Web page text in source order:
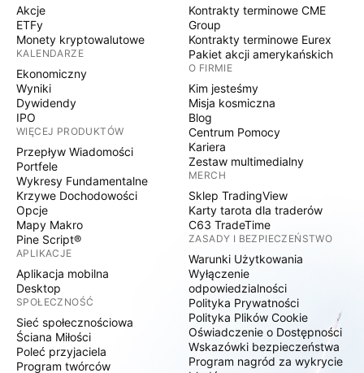
Akcje
ETFy
Monety kryptowalutowe
KALENDARZE
Ekonomiczny
Wyniki
Dywidendy
IPO
WIĘCEJ PRODUKTÓW
Przepływ Wiadomości
Portfele
Wykresy Fundamentalne
Krzywe Dochodowości
Opcje
Mapy Makro
Pine Script®
APLIKACJE
Aplikacja mobilna
Desktop
SPOŁECZNOŚĆ
Sieć społecznościowa
Ściana Miłości
Poleć przyjaciela
Program twórców
Kontrakty terminowe CME
Group
Kontrakty terminowe Eurex
Pakiet akcji amerykańskich
O FIRMIE
Kim jesteśmy
Misja kosmiczna
Blog
Centrum Pomocy
Kariera
Zestaw multimedialny
MERCH
Sklep TradingView
Karty tarota dla traderów
C63 TradeTime
ZASADY I BEZPIECZEŃSTWO
Warunki Użytkowania
Wyłączenie
odpowiedzialności
Polityka Prywatności
Polityka Plików Cookie
Oświadczenie o Dostępności
Wskazówki bezpieczeństwa
Program nagród za wykrycie